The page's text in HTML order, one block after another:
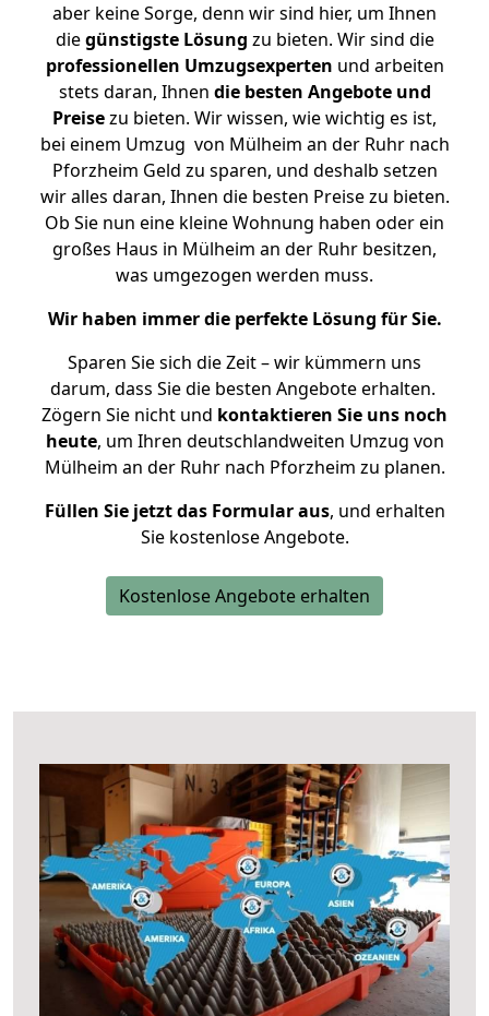
aber keine Sorge, denn wir sind hier, um Ihnen
diegünstigste Lösung zu bieten. Wir sind die
professionellen Umzugsexperten und arbeiten
stets daran, Ihnen die besten Angebote und
Preisezu bieten. Wir wissen, wie wichtig es ist,
bei einem Umzug von Mülheim an der Ruhr nach
Pforzheim Geld zu sparen, und deshalb setzen
wir alles daran, Ihnen die besten Preise zu bieten.
Ob Sie nun eine kleine Wohnung haben oder ein
großes Haus in Mülheim an der Ruhr besitzen,
was umgezogen werden muss.
Wir haben immer die perfekte Lösung für Sie.
Sparen Sie sich die Zeit – wir kümmern uns
darum, dass Sie die besten Angebote erhalten.
Zögern Sie nicht und kontaktieren Sie uns noch
heute, um Ihren deutschlandweiten Umzug von
Mülheim an der Ruhr nach Pforzheim zu planen.
Füllen Sie jetzt das Formular aus, und erhalten
Sie kostenlose Angebote.
Kostenlose Angebote erhalten